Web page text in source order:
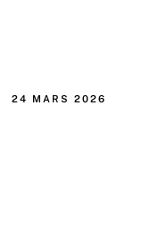
24 MARS 2026